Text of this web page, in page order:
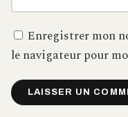
Enregistrer mon
le navigateur pour